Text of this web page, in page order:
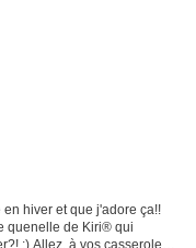
hiver et que j'adore ça!!
quenelle de Kiri® qui
;) Allez, à vos casseroles...